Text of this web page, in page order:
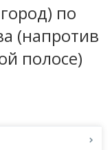
по
(напротив
полосе)